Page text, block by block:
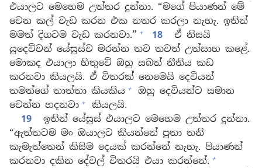
එයාලට මෙහෙම උත්තර දුන්නා. “මගේ පියාණන් මේ
වෙන කල් වැඩ කරන එක නතර කරලා නැහැ. ඉතින්
මමත් දිගටම වැඩ කරනවා.” + 18
ඒ නිසයි
යුදෙව්වන් යේසුස්ව මරන්න තව තවත් උත්සාහ කළේ.
මොකද එයාලා හිතුවේ ඔහු සබත් නීතිය කඩ
කරනවා කියලයි. ඒ විතරක් නෙමෙයි දෙවියන්
තමන්ගේ තාත්තා කියකිය +
ඔහු දෙවියන්ට සමාන
වෙන්න හදනවා +
කියලයි.
19
ඉතින් යේසුස් එයාලට මෙහෙම උත්තර දුන්නා.
“ඇත්තටම මං ඔයාලට කියන්නේ පුතා තනි
කැමැත්තෙන් කිසිම දෙයක් කරන්නේ නැහැ. පියාණන්
කරනවා දකින දේවල් විතරයි එයා කරන්නේ. +